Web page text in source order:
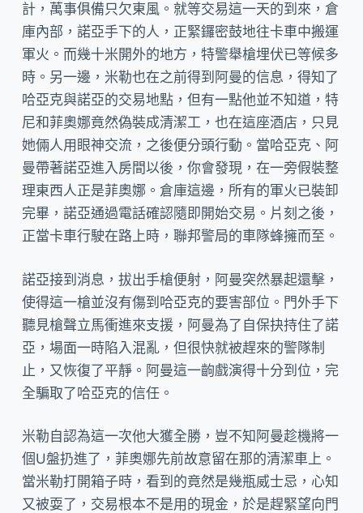
計，萬事俱備只欠東風。就等交易這一天的到來，倉
庫內部，諾亞手下的人，正緊鑼密鼓地往卡車中搬運
軍火。而幾十米開外的地方，特警舉槍埋伏已等候多
時。另一邊，米勒也在之前得到阿曼的信息，得知了
哈亞克與諾亞的交易地點，但有一點他並不知道，特
尼和菲奧娜竟然偽裝成清潔工，也在這座酒店，只見
她倆人用眼神交流，之後便分頭行動。當哈亞克、阿
曼帶著諾亞進入房間以後，你會發現，在一旁假裝整
理東西人正是菲奧娜。倉庫這邊，所有的軍火已裝卸
完畢，諾亞通過電話確認隨即開始交易。片刻之後，
正當卡車行駛在路上時，聯邦警局的車隊蜂擁而至。
諾亞接到消息，拔出手槍便射，阿曼突然暴起還擊，
使得這一槍並沒有傷到哈亞克的要害部位。門外手下
聽見槍聲立馬衝進來支援，阿曼為了自保抉持住了諾
亞，場面一時陷入混亂，但很快就被趕來的警隊制
止，又恢復了平靜。阿曼這一齣戲演得十分到位，完
全騙取了哈亞克的信任。
米勒自認為這一次他大獲全勝，豈不知阿曼趁機將一
個U盤扔進了，菲奧娜先前故意留在那的清潔車上。
當米勒打開箱子時，看到的竟然是幾瓶威士忌，心知
又被耍了，交易根本不是用的現金，於是趕緊望向門